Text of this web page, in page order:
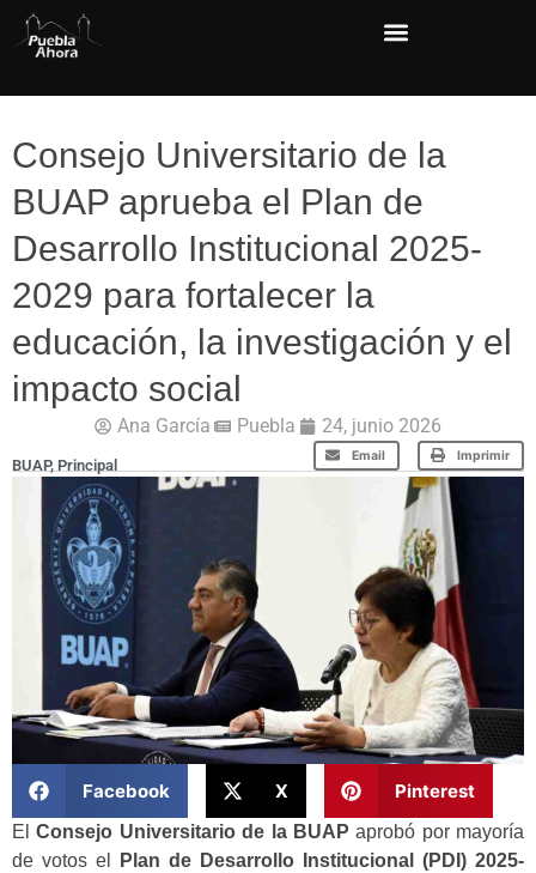
Consejo Universitario de la
BUAP aprueba el Plan de
Desarrollo Institucional 2025-
2029 para fortalecer la
educación, la investigación y el
impacto social
Ana García Puebla 24, junio 2026
Email Imprimir
BUAP, Principal
Facebook X Pinterest
ElConsejo Universitario de la BUAP aprobó por mayoría
de votos el
Plan de Desarrollo Institucional (PDI) 2025-